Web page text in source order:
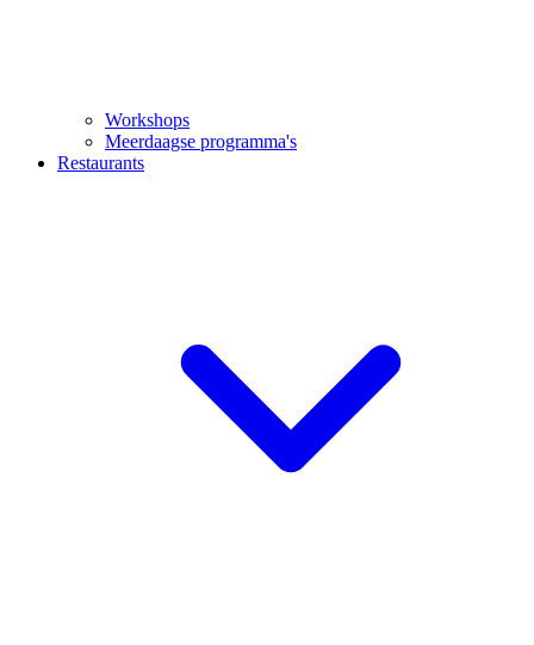
Workshops
Meerdaagse programma's
Restaurants